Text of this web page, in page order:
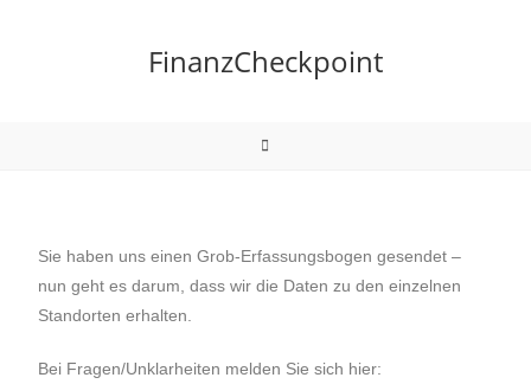
FinanzCheckpoint
Sie haben uns einen Grob-Erfassungsbogen gesendet –
nun geht es darum, dass wir die Daten zu den einzelnen
Standorten erhalten.
Bei Fragen/Unklarheiten melden Sie sich hier: